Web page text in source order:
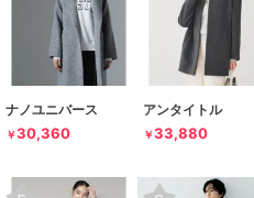
ナノユニバース
￥30,360
アンタイトル
￥33,880